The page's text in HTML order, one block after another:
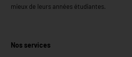
mieux de leurs années étudiantes.
Nos services